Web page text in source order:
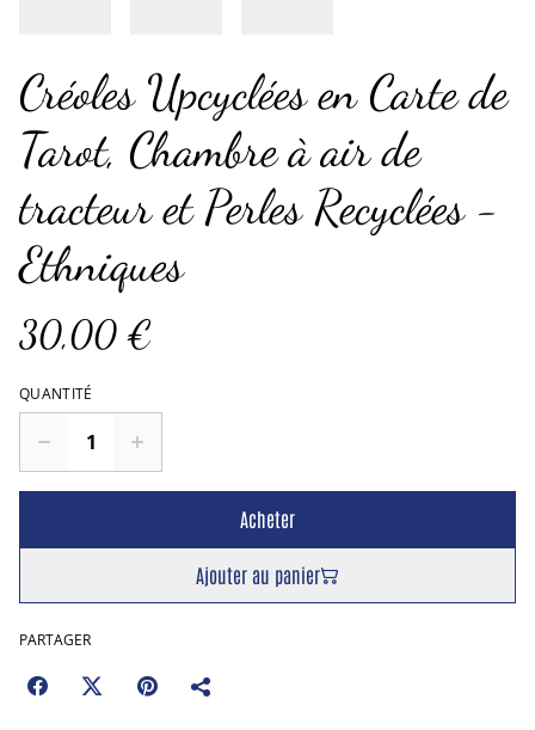
Créoles Upcyclées en Carte de
Tarot, Chambre à air de
tracteur et Perles Recyclées -
Ethniques
30,00 €
QUANTITÉ
Acheter
Ajouter au panier
PARTAGER